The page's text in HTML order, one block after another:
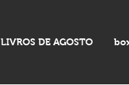
LIVROS DE AGOSTO